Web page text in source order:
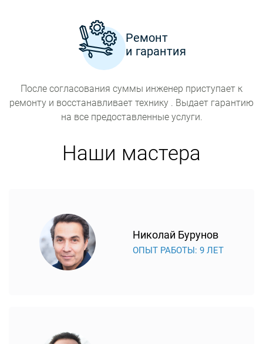
Ремонт
и гарантия
После согласования суммы инженер приступает к
ремонту и восстанавливает технику . Выдает гарантию
на все предоставленные услуги.
Наши мастера
Николай Бурунов
ОПЫТ РАБОТЫ: 9 ЛЕТ